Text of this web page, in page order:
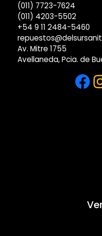
(011) 7723-7624
(011) 4203-5502
+54 9 11 2484-5460
Av. Mitre 1755
Avellaneda, Pcia. de